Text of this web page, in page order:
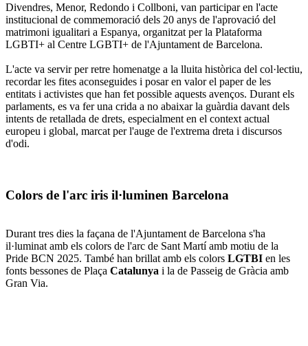
Divendres, Menor, Redondo i Collboni, van participar en l'acte
institucional de commemoració dels 20 anys de l'aprovació del
matrimoni igualitari a Espanya, organitzat per la Plataforma
LGBTI+ al Centre LGBTI+ de l'Ajuntament de Barcelona.
L'acte va servir per retre homenatge a la lluita històrica del col·lectiu,
recordar les fites aconseguides i posar en valor el paper de les
entitats i activistes que han fet possible aquests avenços. Durant els
parlaments, es va fer una crida a no abaixar la guàrdia davant dels
intents de retallada de drets, especialment en el context actual
europeu i global, marcat per l'auge de l'extrema dreta i discursos
d'odi.
Colors de l'arc iris il·luminen Barcelona
Durant tres dies la façana de l'Ajuntament de Barcelona s'ha
il·luminat amb els colors de l'arc de Sant Martí amb motiu de la
Pride BCN 2025. També han brillat amb els colors LGTBI en les
fonts bessones de Plaça Catalunya i la de Passeig de Gràcia amb
Gran Via.